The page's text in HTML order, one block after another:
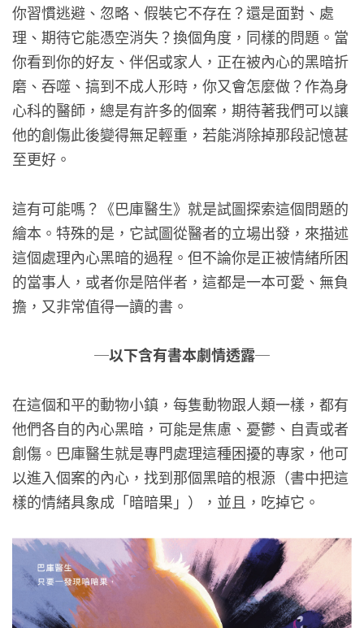
你習慣逃避、忽略、假裝它不存在？還是面對、處
理、期待它能憑空消失？換個角度，同樣的問題。當
你看到你的好友、伴侶或家人，正在被內心的黑暗折
磨、吞噬、搞到不成人形時，你又會怎麼做？作為身
心科的醫師，總是有許多的個案，期待著我們可以讓
他的創傷此後變得無足輕重，若能消除掉那段記憶甚
至更好。
這有可能嗎？《巴庫醫生》就是試圖探索這個問題的
繪本。特殊的是，它試圖從醫者的立場出發，來描述
這個處理內心黑暗的過程。但不論你是正被情緒所困
的當事人，或者你是陪伴者，這都是一本可愛、無負
擔，又非常值得一讀的書。
─以下含有書本劇情透露─
在這個和平的動物小鎮，每隻動物跟人類一樣，都有
他們各自的內心黑暗，可能是焦慮、憂鬱、自責或者
創傷。巴庫醫生就是專門處理這種困擾的專家，他可
以進入個案的內心，找到那個黑暗的根源（書中把這
樣的情緒具象成「暗暗果」），並且，吃掉它。